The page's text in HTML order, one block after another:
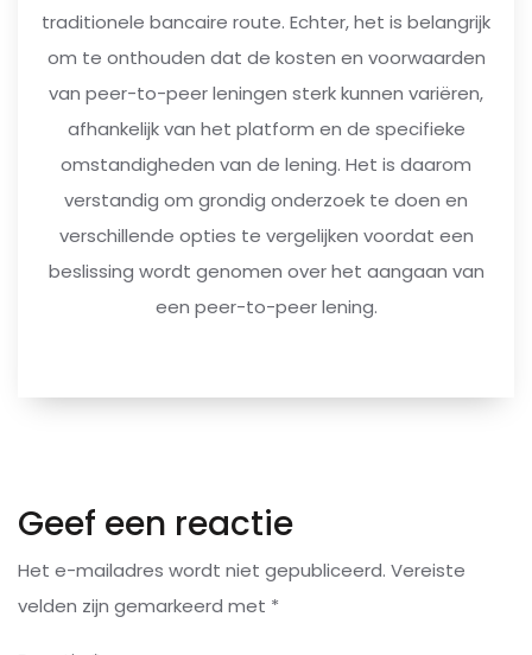
traditionele bancaire route. Echter, het is belangrijk
om te onthouden dat de kosten en voorwaarden
van peer-to-peer leningen sterk kunnen variëren,
afhankelijk van het platform en de specifieke
omstandigheden van de lening. Het is daarom
verstandig om grondig onderzoek te doen en
verschillende opties te vergelijken voordat een
beslissing wordt genomen over het aangaan van
een peer-to-peer lening.
Geef een reactie
Het e-mailadres wordt niet gepubliceerd. Vereiste
velden zijn gemarkeerd met *